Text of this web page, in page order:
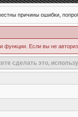
причины ошибки,
функции. Если вы не
сделать это,